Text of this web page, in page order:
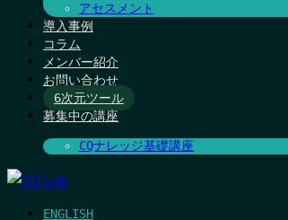
アセスメント
導入事例
コラム
メンバー紹介
お問い合わせ
6次元ツール
募集中の講座
CQナレッジ基礎講座
ENGLISH